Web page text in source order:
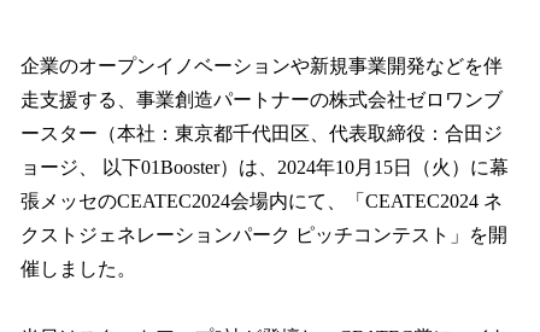
！
数
を
読
み
込
中
で
企業のオープンイノベーションや新規事業開発などを伴
走支援する、事業創造パートナーの株式会社ゼロワンブ
ースター（本社：東京都千代田区、代表取締役：合田ジ
ョージ、 以下01Booster）は、2024年10月15日（火）に幕
張メッセのCEATEC2024会場内にて、「CEATEC2024 ネ
クストジェネレーションパーク ピッチコンテスト」を開
催しました。